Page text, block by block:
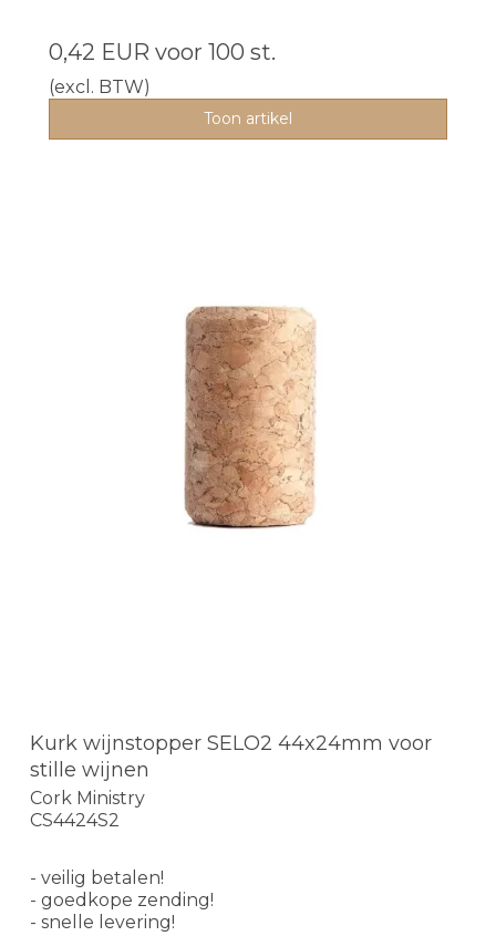
0,42 EUR voor 100 st.
(excl. BTW)
Toon artikel
Kurk wijnstopper SELO2 44x24mm voor
stille wijnen
Cork Ministry
CS4424S2
- veilig betalen!
- goedkope zending!
- snelle levering!